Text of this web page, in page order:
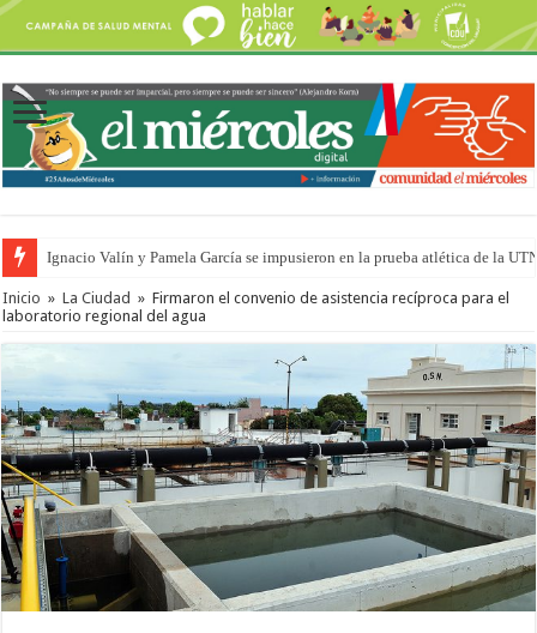
Ignacio Valín y Pamela García se impusieron en la prueba atlética de la
Traigo el litoral en mi canción: 100 años de Aníbal Sampayo
Inicio » La Ciudad » Firmaron el convenio de asistencia recíproca para el
laboratorio regional del agua